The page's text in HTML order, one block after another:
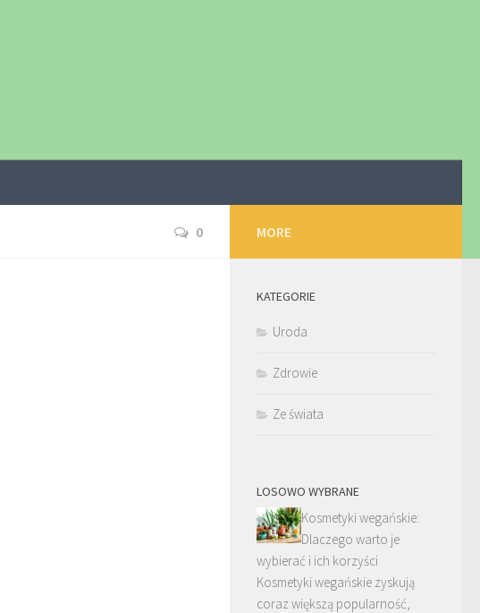
0 MORE
KATEGORIE
Uroda
Zdrowie
Ze świata
LOSOWO WYBRANE
Kosmetyki wegańskie:
Dlaczego warto je
wybierać i ich korzyści
Kosmetyki wegańskie zyskują
coraz większą popularność,